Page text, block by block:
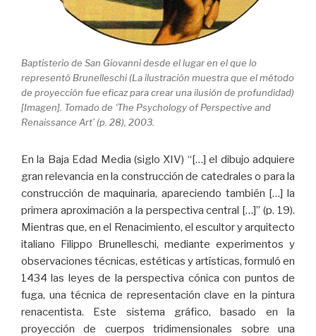
Baptisterio de San Giovanni desde el lugar en el que lo
representó Brunelleschi (La ilustración muestra que el método
de proyección fue eficaz para crear una ilusión de profundidad)
[Imagen]. Tomado de ‘The Psychology of Perspective and
Renaissance Art’ (p. 28), 2003.
En la Baja Edad Media (siglo XIV) “[…] el dibujo adquiere
gran relevancia en la construcción de catedrales o para la
construcción de maquinaria, apareciendo también […] la
primera aproximación a la perspectiva central […]” (p. 19).
Mientras que, en el Renacimiento, el escultor y arquitecto
italiano Filippo Brunelleschi, mediante experimentos y
observaciones técnicas, estéticas y artísticas, formuló en
1434 las leyes de la perspectiva cónica con puntos de
fuga, una técnica de representación clave en la pintura
renacentista. Este sistema gráfico, basado en la
proyección de cuerpos tridimensionales sobre una